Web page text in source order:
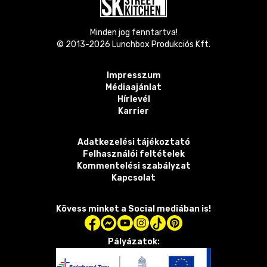
Minden jog fenntartva!
© 2013-2026 Lunchbox Produkciós Kft.
Impresszum
Médiaajánlat
Hírlevél
Karrier
Adatkezelési tájékoztató
Felhasználói feltételek
Kommentelési szabályzat
Kapcsolat
Kövess minket a Social mediában is!
Pályázatok: